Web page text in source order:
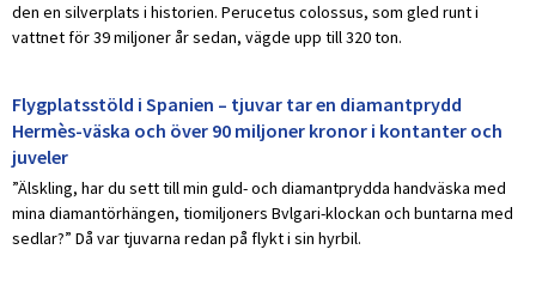
den en silverplats i historien. Perucetus colossus, som gled runt i
vattnet för 39 miljoner år sedan, vägde upp till 320 ton.
Flygplatsstöld i Spanien – tjuvar tar en diamantprydd
Hermès-väska och över 90 miljoner kronor i kontanter och
juveler
”Älskling, har du sett till min guld- och diamantprydda handväska med
mina diamantörhängen, tiomiljoners Bvlgari-klockan och buntarna med
sedlar?” Då var tjuvarna redan på flykt i sin hyrbil.